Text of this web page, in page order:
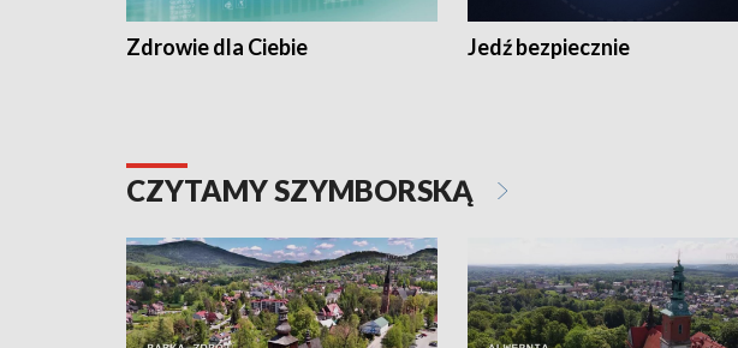
Zdrowie dla Ciebie Jedź bezpiecznie
CZYTAMY SZYMBORSKĄ